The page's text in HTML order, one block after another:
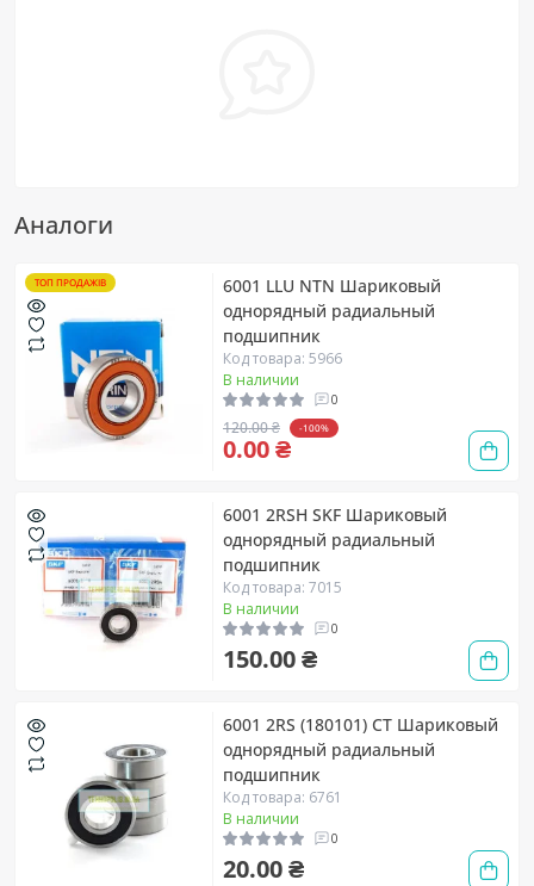
Аналоги
ТОП ПРОДАЖІВ
6001 LLU NTN Шариковый
однорядный радиальный
подшипник
Код товара: 5966
В наличии
0
120.00 ₴ -100%
0.00 ₴
6001 2RSH SKF Шариковый
однорядный радиальный
подшипник
Код товара: 7015
В наличии
0
150.00 ₴
6001 2RS (180101) CT Шариковый
однорядный радиальный
подшипник
Код товара: 6761
В наличии
0
20.00 ₴